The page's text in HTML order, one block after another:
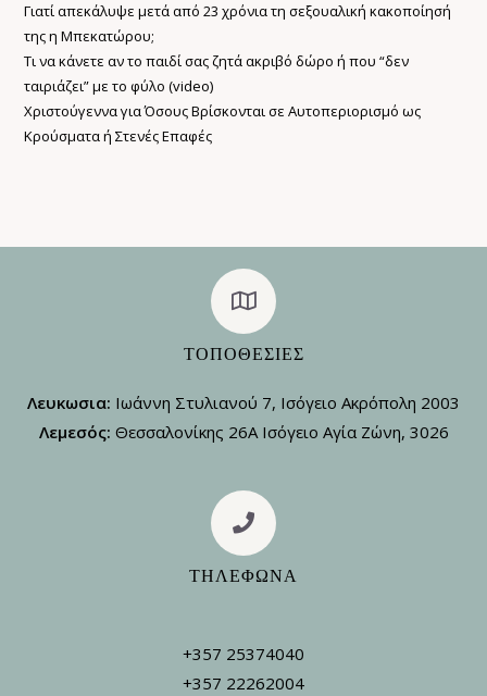
Γιατί απεκάλυψε μετά από 23 χρόνια τη σεξουαλική κακοποίησή
της η Μπεκατώρου;
Τι να κάνετε αν το παιδί σας ζητά ακριβό δώρο ή που “δεν
ταιριάζει” με το φύλο (video)
Χριστούγεννα για Όσους Βρίσκονται σε Αυτοπεριορισμό ως
Κρούσματα ή Στενές Επαφές
ΤΟΠΟΘΕΣΊΕΣ
Λευκωσια: Ιωάννη Στυλιανού 7, Ισόγειο Ακρόπολη 2003
Λεμεσός: Θεσσαλονίκης 26Α Ισόγειο Αγία Ζώνη, 3026
ΤΗΛΕΦΩΝΑ
+357 25374040
+357 22262004